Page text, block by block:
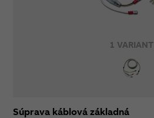
1 VARIANT
Súprava káblová základná